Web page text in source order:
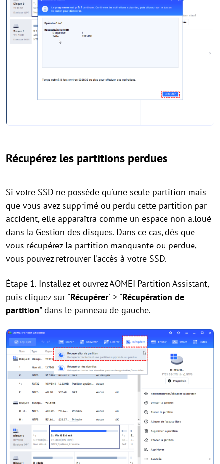
Récupérez les partitions perdues
Si votre SSD ne possède qu'une seule partition mais
que vous avez supprimé ou perdu cette partition par
accident, elle apparaîtra comme un espace non alloué
dans la Gestion des disques. Dans ce cas, dès que
vous récupérez la partition manquante ou perdue,
vous pouvez retrouver l'accès à votre SSD.
Étape 1. Installez et ouvrez AOMEI Partition Assistant,
puis cliquez sur "Récupérer" > "Récupération de
partition" dans le panneau de gauche.